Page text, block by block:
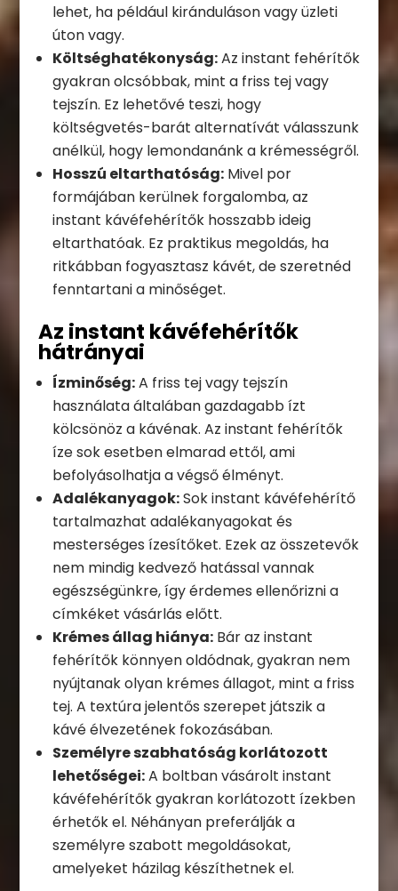
lehet, ha például kiránduláson vagy üzleti
úton vagy.
Költséghatékonyság:Az instant fehérítők
gyakran olcsóbbak, mint a friss tej vagy
tejszín. Ez lehetővé teszi, hogy
költségvetés-barát alternatívát válasszunk
anélkül, hogy lemondanánk a krémességről.
Hosszú eltarthatóság:Mivel por
formájában kerülnek forgalomba, az
instant kávéfehérítők hosszabb ideig
eltarthatóak. Ez praktikus megoldás, ha
ritkábban fogyasztasz kávét, de szeretnéd
fenntartani a minőséget.
Az instant kávéfehérítők
hátrányai
Ízminőség:A friss tej vagy tejszín
használata általában gazdagabb ízt
kölcsönöz a kávénak. Az instant fehérítők
íze sok esetben elmarad ettől, ami
befolyásolhatja a végső élményt.
Adalékanyagok:Sok instant kávéfehérítő
tartalmazhat adalékanyagokat és
mesterséges ízesítőket. Ezek az összetevők
nem mindig kedvező hatással vannak
egészségünkre, így érdemes ellenőrizni a
címkéket vásárlás előtt.
Krémes állag hiánya:Bár az instant
fehérítők könnyen oldódnak, gyakran nem
nyújtanak olyan krémes állagot, mint a friss
tej. A textúra jelentős szerepet játszik a
kávé élvezetének fokozásában.
Személyre szabhatóság korlátozott
lehetőségei:A boltban vásárolt instant
kávéfehérítők gyakran korlátozott ízekben
érhetők el. Néhányan preferálják a
személyre szabott megoldásokat,
amelyeket házilag készíthetnek el.